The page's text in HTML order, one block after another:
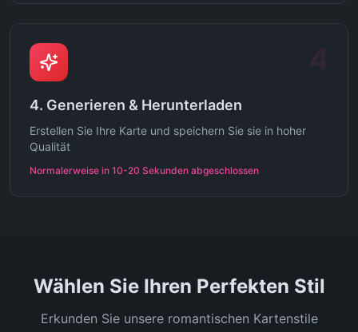
4. Generieren & Herunterladen
Erstellen Sie Ihre Karte und speichern Sie sie in hoher
Qualität
Normalerweise in 10-20 Sekunden abgeschlossen
Wählen Sie Ihren Perfekten Stil
Erkunden Sie unsere romantischen Kartenstile